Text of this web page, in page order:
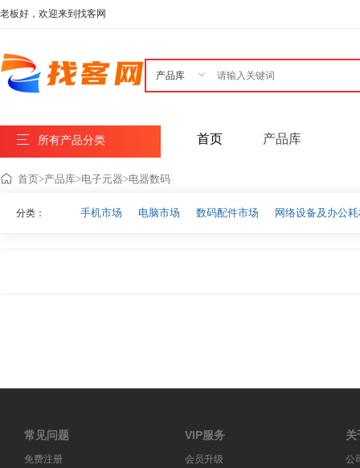
老板好，欢迎来到找客网
 所有产品分类 首页 产品库
首页>产品库>电子元器>电器数码
分类： 手机市场 电脑市场 数码配件市场 网络设备及办公
常见问题
免费注册
VIP服务
会员升级
关
公